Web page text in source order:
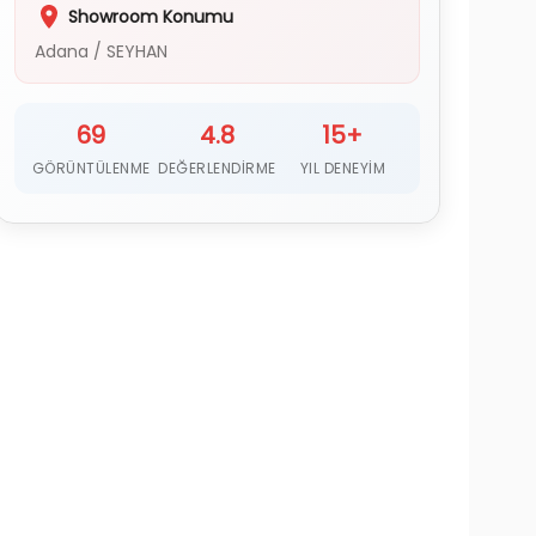
Showroom Konumu
Adana / SEYHAN
69
GÖRÜNTÜLENME
4.8
DEĞERLENDIRME
15+
YIL DENEYIM